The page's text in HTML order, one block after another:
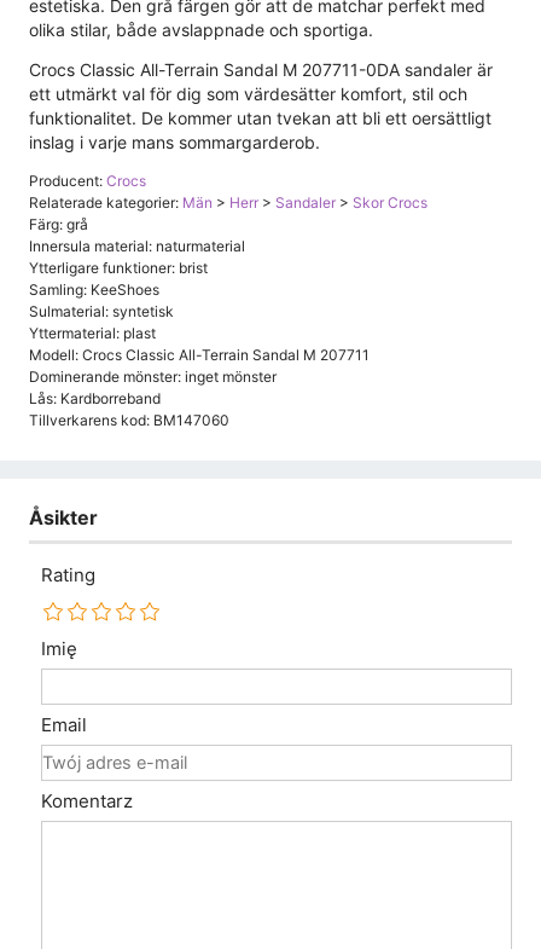
estetiska. Den grå färgen gör att de matchar perfekt med
olika stilar, både avslappnade och sportiga.
Crocs Classic All-Terrain Sandal M 207711-0DA sandaler är
ett utmärkt val för dig som värdesätter komfort, stil och
funktionalitet. De kommer utan tvekan att bli ett oersättligt
inslag i varje mans sommargarderob.
Producent: Crocs
Relaterade kategorier: Män > Herr > Sandaler > Skor Crocs
Färg: grå
Innersula material: naturmaterial
Ytterligare funktioner: brist
Samling: KeeShoes
Sulmaterial: syntetisk
Yttermaterial: plast
Modell: Crocs Classic All-Terrain Sandal M 207711
Dominerande mönster: inget mönster
Lås: Kardborreband
Tillverkarens kod: BM147060
Åsikter
Rating
Imię
Email
Komentarz